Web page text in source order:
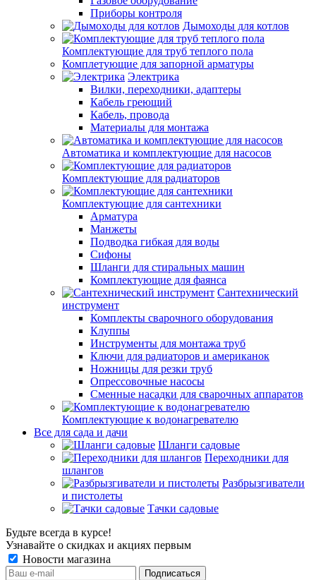
Приборы контроля
Дымоходы для котлов
Комплектующие для труб теплого пола
Комплетующие для запорной арматуры
Электрика
Вилки, переходники, адаптеры
Кабель греющий
Кабель, провода
Материалы для монтажа
Автоматика и комплектующие для насосов
Комплектующие для радиаторов
Комплектующие для сантехники
Арматура
Манжеты
Подводка гибкая для воды
Сифоны
Шланги для стиральных машин
Комплектующие для фаянса
Сантехнический
инструмент
Комплекты сварочного оборудования
Клуппы
Инструменты для монтажа труб
Ключи для радиаторов и американок
Ножницы для резки труб
Опрессовочные насосы
Сменные насадки для сварочных аппаратов
Комплектующие к водонагревателю
Все для сада и дачи
Шланги садовые
Переходники для
шлангов
Разбрызгиватели
и пистолеты
Тачки садовые
Будьте всегда в курсе!
Узнавайте о скидках и акциях первым
Новости магазина